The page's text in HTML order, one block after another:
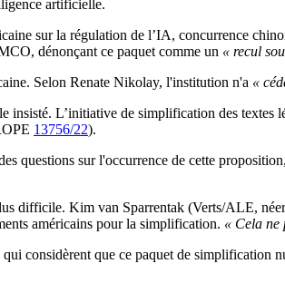
artificielle.
sur la régulation de l’IA, concurrence
dénonçant ce paquet comme un « recul
Selon Renate Nikolay, l'institution n'a «
insisté. L’initiative de simplification des
13756/22).
questions sur l'occurrence de cette
difficile. Kim van Sparrentak (Verts/ALE,
américains pour la simplification. « Cela ne
considèrent que ce paquet de simplification